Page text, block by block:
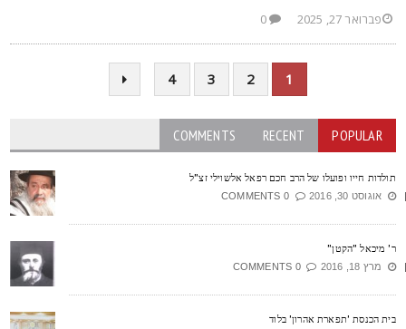
פברואר 27, 2025
0
POPULAR
RECENT
COMMENTS
חייו ופועלו של הרב חכם רפאל אלשוילי זצ"ל
אוגוסט 30, 2016 0 COMMENTS
מיכאל "הקטן"
מרץ 18, 2016 0 COMMENTS
הכנסת 'תפארת אהרון' בלוד